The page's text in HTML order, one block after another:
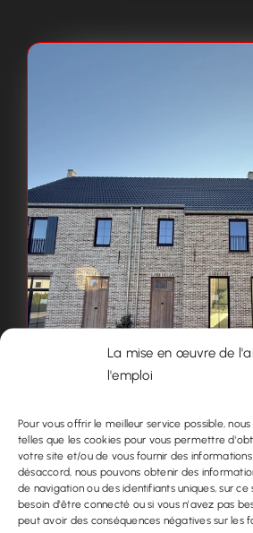
La mise en œuvre de
l'emploi
Pour vous offrir le meilleur service possible,
telles que les cookies pour vous permettre
votre site et/ou de vous fournir des informations
désaccord, nous pouvons obtenir des
de navigation ou des identifiants uniques, sur ce
besoin d'être connecté ou si vous n'avez pas
peut avoir des conséquences négatives sur les